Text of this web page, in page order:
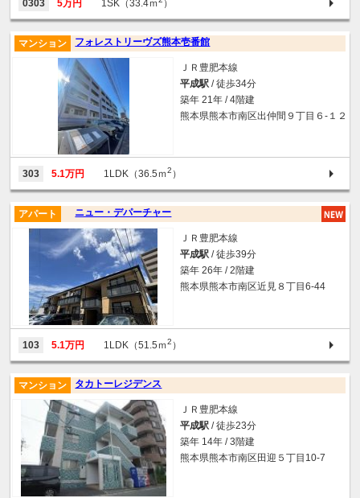
0303 5万円 1SK（33.4ｍ ）
フォレストリーヴズ熊本壱番館
マンション
ＪＲ豊肥本線
平成駅 / 徒歩34分
築年 21年 / 4階建
熊本県熊本市南区出仲間９丁目６-１２
303 5.1万円 1LDK（36.5ｍ2 ）
ニュー・デパーチャー
アパート
ＪＲ豊肥本線
平成駅 / 徒歩39分
築年 26年 / 2階建
熊本県熊本市南区近見８丁目6-44
103 5.1万円 1LDK（51.5ｍ2 ）
タカトーレジデンス
マンション
ＪＲ豊肥本線
平成駅 / 徒歩23分
築年 14年 / 3階建
熊本県熊本市南区田迎５丁目10-7